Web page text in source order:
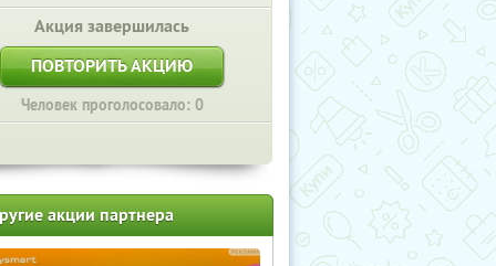
Акция завершилась
ПОВТОРИТЬ АКЦИЮ
Человек проголосовало: 0
акции партнера